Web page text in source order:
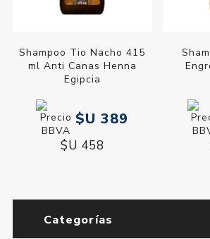
Shampoo Tio Nacho 415
ml Anti Canas Henna
Egipcia
$U 389
$U 458
Categorías